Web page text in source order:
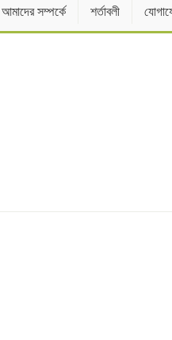
আমাদের সম্পর্কে শর্তাবলী